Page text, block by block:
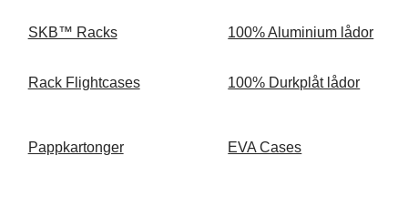
SKB™ Racks
Rack Flightcases
Pappkartonger
100% Aluminium lådor
100% Durkplåt lådor
EVA Cases